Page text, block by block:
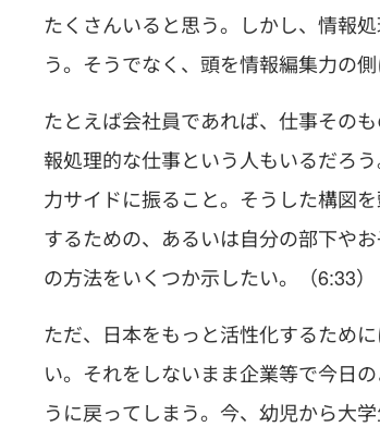
たくさんいると思う。しかし、情報
う。そうでなく、頭を情報編集力の
たとえば会社員であれば、仕事その
報処理的な仕事という人もいるだろ
力サイドに振ること。そうした構図
するための、あるいは自分の部下や
の方法をいくつか示したい。（6:33）
ただ、日本をもっと活性化するため
い。それをしないまま企業等で今日
うに戻ってしまう。今、幼児から大